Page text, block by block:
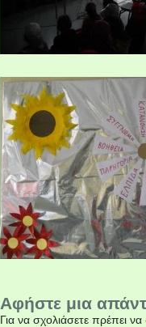
Αφήστε μια
Για να σχολιάσετε πρέπει να